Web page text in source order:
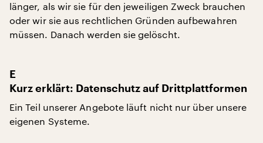
länger, als wir sie für den jeweiligen Zweck brauchen
oder wir sie aus rechtlichen Gründen aufbewahren
müssen. Danach werden sie gelöscht.
E
Kurz erklärt: Datenschutz auf Drittplattformen
Ein Teil unserer Angebote läuft nicht nur über unsere
eigenen Systeme.